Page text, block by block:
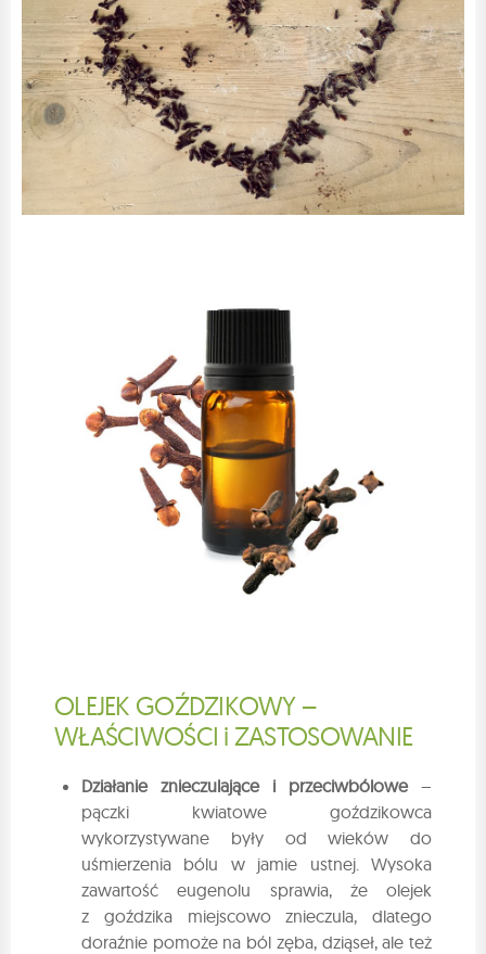
OLEJEK GOŹDZIKOWY –
WŁAŚCIWOŚCI i ZASTOSOWANIE
Działanie znieczulające i przeciwbólowe–
pączki kwiatowe goździkowca
wykorzystywane były od wieków do
uśmierzenia bólu w jamie ustnej. Wysoka
zawartość eugenolu sprawia, że olejek
z goździka miejscowo znieczula, dlatego
doraźnie pomoże na ból zęba, dziąseł, ale też